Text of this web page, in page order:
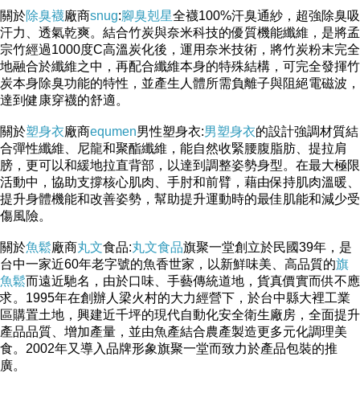
關於除臭襪廠商snug:腳臭剋星全襪100%汗臭通紗，超強除臭吸
汗力、透氣乾爽。結合竹炭與奈米科技的優質機能纖維，是將孟
宗竹經過1000度C高溫炭化後，運用奈米技術，將竹炭粉末完全
地融合於纖維之中，再配合纖維本身的特殊結構，可完全發揮竹
炭本身除臭功能的特性，並產生人體所需負離子與阻絕電磁波，
達到健康穿襪的舒適。
關於塑身衣廠商equmen男性塑身衣:男塑身衣的設計強調材質結
合彈性纖維、尼龍和聚酯纖維，能自然收緊腰腹脂肪、提拉肩
膀，更可以和緩地拉直背部，以達到調整姿勢身型。在最大極限
活動中，協助支撐核心肌肉、手肘和前臂，藉由保持肌肉溫暖、
提升身體機能和改善姿勢，幫助提升運動時的最佳肌能和減少受
傷風險。
關於魚鬆廠商丸文食品:丸文食品旗聚一堂創立於民國39年，是
台中一家近60年老字號的魚香世家，以新鮮味美、高品質的旗
魚鬆而遠近馳名，由於口味、手藝傳統道地，貨真價實而供不應
求。1995年在創辦人梁火村的大力經營下，於台中縣大裡工業
區購置土地，興建近千坪的現代自動化安全衛生廠房，全面提升
產品品質、增加產量，並由魚產結合農產製造更多元化調理美
食。2002年又導入品牌形象旗聚一堂而致力於產品包裝的推
廣。